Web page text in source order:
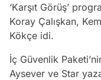
‘Karşıt Görüş’
Koray Çalışkan,
Kökçe idi.
İç Güvenlik
Aysever ve Star